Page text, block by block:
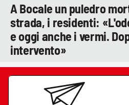
A Bocale un puledro
strada, i residenti:
e oggi anche i vermi.
intervento»